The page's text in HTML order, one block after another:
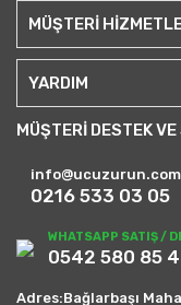
MÜŞTERİ
YARDIM
MÜŞTERİ DESTEK
0216 533 03 05
WHATSAPP SATIŞ /
0542 580 85
Adres:Bağlarbaşı